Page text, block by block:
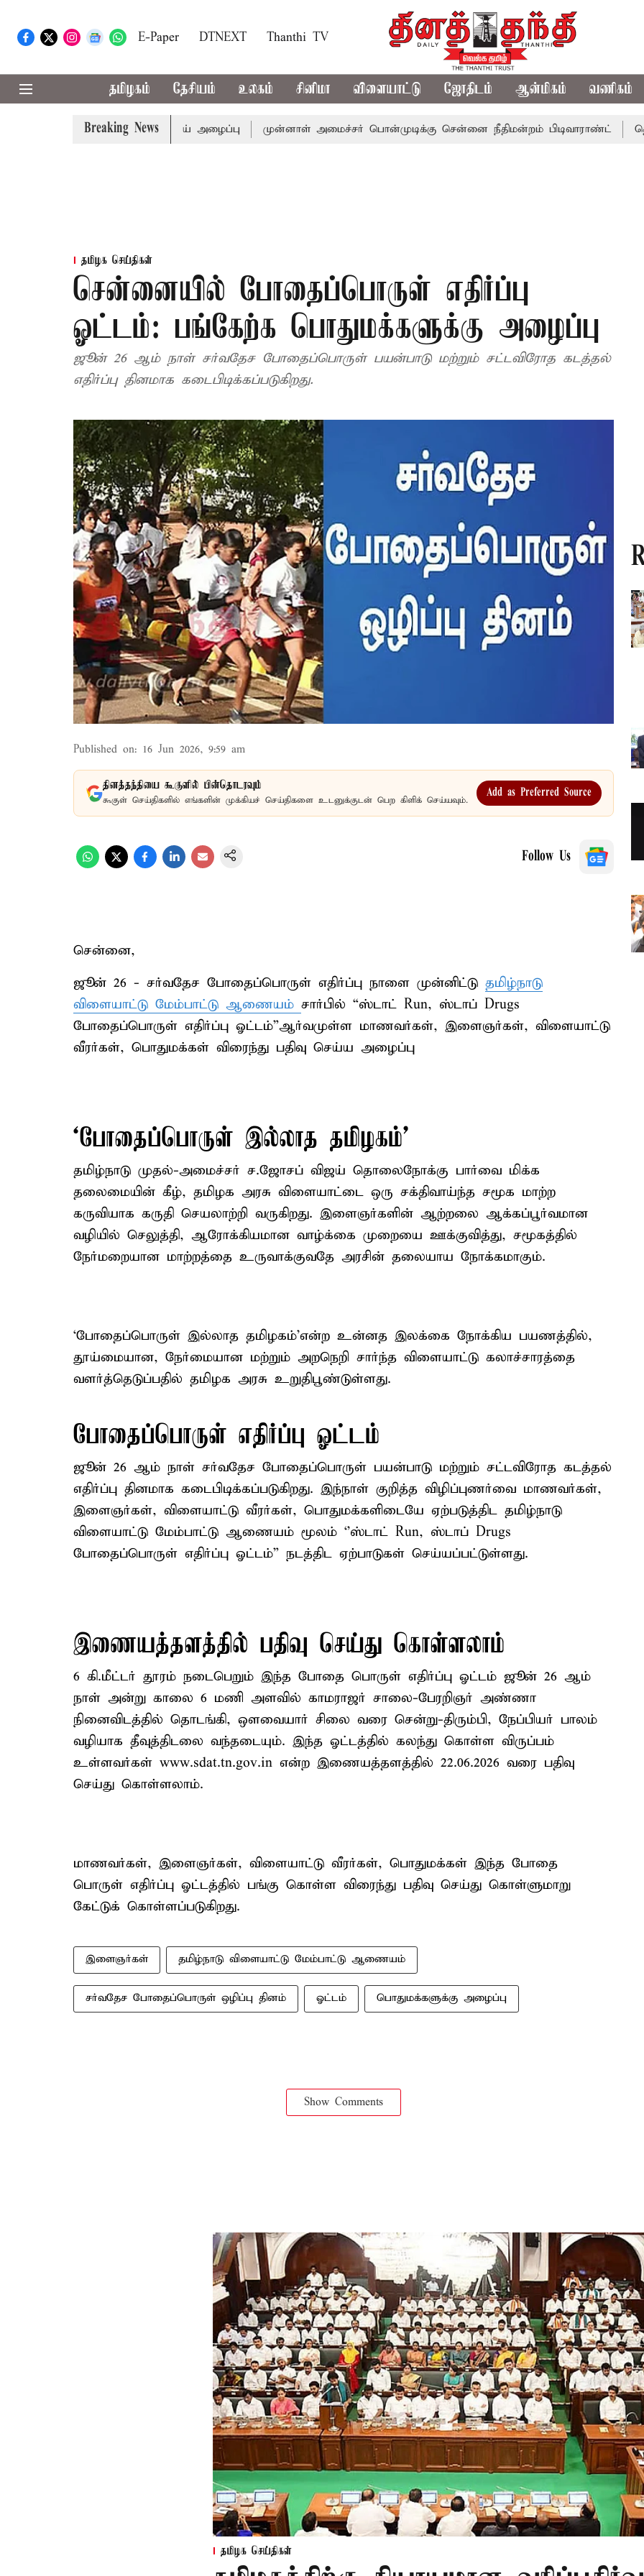
E-Paper DTNEXT Thanthi TV
தமிழகம் தேசியம் உலகம் சினிமா விளையாட்டு ஜோதிடம் ஆன்மிகம் வணிகம்
Breaking News
முதல்-அமைச்சர் விஜய் அழைப்பு முன்னாள் அமைச்சர் பொன்முடிக்கு சென்னை நீதிமன்றம் பிடிவாராண்ட்
தமிழக செய்திகள்
சென்னையில் போதைப்பொருள் எதிர்ப்பு
ஓட்டம்: பங்கேற்க பொதுமக்களுக்கு அழைப்பு
ஜூன் 26 ஆம் நாள் சர்வதேச போதைப்பொருள் பயன்பாடு மற்றும் சட்டவிரோத கடத்தல்
எதிர்ப்பு தினமாக கடைபிடிக்கப்படுகிறது.
Published on: 16 Jun 2026, 9:59 am
தினத்தந்தியை கூகுளில் பின்தொடரவும்
கூகுள் செய்திகளில் எங்களின் முக்கியச் செய்திகளை உடனுக்குடன் பெற கிளிக் செய்யவும்.
Add as Preferred Source
Follow Us
சென்னை,
ஜூன் 26 - சர்வதேச போதைப்பொருள் எதிர்ப்பு நாளை முன்னிட்டு தமிழ்நாடு
விளையாட்டு மேம்பாட்டு ஆணையம் சார்பில் “ஸ்டாட் Run, ஸ்டாப் Drugs
போதைப்பொருள் எதிர்ப்பு ஓட்டம்”ஆர்வமுள்ள மாணவர்கள், இளைஞர்கள், விளையாட்டு
வீரர்கள், பொதுமக்கள் விரைந்து பதிவு செய்ய அழைப்பு
‘போதைப்பொருள் இல்லாத தமிழகம்’
தமிழ்நாடு முதல்-அமைச்சர் ச.ஜோசப் விஜய் தொலைநோக்கு பார்வை மிக்க
தலைமையின் கீழ், தமிழக அரசு விளையாட்டை ஒரு சக்திவாய்ந்த சமூக மாற்ற
கருவியாக கருதி செயலாற்றி வருகிறது. இளைஞர்களின் ஆற்றலை ஆக்கப்பூர்வமான
வழியில் செலுத்தி, ஆரோக்கியமான வாழ்க்கை முறையை ஊக்குவித்து, சமூகத்தில்
நேர்மறையான மாற்றத்தை உருவாக்குவதே அரசின் தலையாய நோக்கமாகும்.
‘போதைப்பொருள் இல்லாத தமிழகம்’என்ற உன்னத இலக்கை நோக்கிய பயணத்தில்,
தூய்மையான, நேர்மையான மற்றும் அறநெறி சார்ந்த விளையாட்டு கலாச்சாரத்தை
வளர்த்தெடுப்பதில் தமிழக அரசு உறுதிபூண்டுள்ளது.
போதைப்பொருள் எதிர்ப்பு ஓட்டம்
ஜூன் 26 ஆம் நாள் சர்வதேச போதைப்பொருள் பயன்பாடு மற்றும் சட்டவிரோத கடத்தல்
எதிர்ப்பு தினமாக கடைபிடிக்கப்படுகிறது. இந்நாள் குறித்த விழிப்புணர்வை மாணவர்கள்,
இளைஞர்கள், விளையாட்டு வீரர்கள், பொதுமக்களிடையே ஏற்படுத்திட தமிழ்நாடு
விளையாட்டு மேம்பாட்டு ஆணையம் மூலம் ‘’ஸ்டாட் Run, ஸ்டாப் Drugs
போதைப்பொருள் எதிர்ப்பு ஓட்டம்” நடத்திட ஏற்பாடுகள் செய்யப்பட்டுள்ளது.
இணையத்தளத்தில் பதிவு செய்து கொள்ளலாம்
6 கி.மீட்டர் தூரம் நடைபெறும் இந்த போதை பொருள் எதிர்ப்பு ஓட்டம் ஜூன் 26 ஆம்
நாள் அன்று காலை 6 மணி அளவில் காமராஜர் சாலை-பேரறிஞர் அண்ணா
நினைவிடத்தில் தொடங்கி, ஒளவையார் சிலை வரை சென்று-திரும்பி, நேப்பியர் பாலம்
வழியாக தீவுத்திடலை வந்தடையும். இந்த ஓட்டத்தில் கலந்து கொள்ள விருப்பம்
உள்ளவர்கள் www.sdat.tn.gov.in என்ற இணையத்தளத்தில் 22.06.2026 வரை பதிவு
செய்து கொள்ளலாம்.
மாணவர்கள், இளைஞர்கள், விளையாட்டு வீரர்கள், பொதுமக்கள் இந்த போதை
பொருள் எதிர்ப்பு ஓட்டத்தில் பங்கு கொள்ள விரைந்து பதிவு செய்து கொள்ளுமாறு
கேட்டுக் கொள்ளப்படுகிறது.
இளைஞர்கள் தமிழ்நாடு விளையாட்டு மேம்பாட்டு ஆணையம்
சர்வதேச போதைப்பொருள் ஒழிப்பு தினம் ஓட்டம் பொதுமக்களுக்கு அழைப்பு
Show Comments
தமிழக செய்திகள்